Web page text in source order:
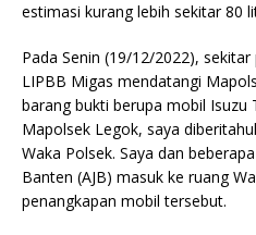
estimasi kurang lebih sekitar 80
Pada Senin (19/12/2022),
LIPBB Migas mendatangi
barang bukti berupa mobil Isuzu
Mapolsek Legok, saya
Waka Polsek. Saya dan
Banten (AJB) masuk ke ruang
penangkapan mobil tersebut.